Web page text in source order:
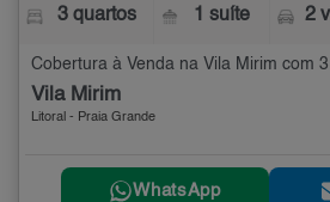
3 quartos 1 suíte 2
Cobertura à Venda na Vila Mirim com
Vila Mirim
Litoral - Praia Grande
WhatsApp